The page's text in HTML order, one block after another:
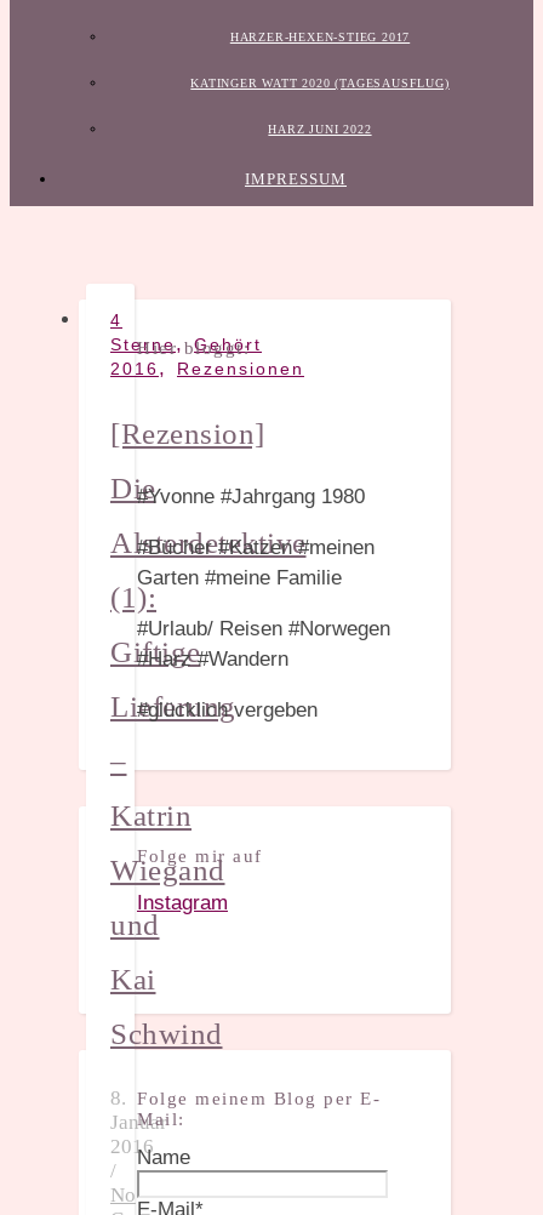
HARZER-HEXEN-STIEG 2017
KATINGER WATT 2020 (TAGESAUSFLUG)
HARZ JUNI 2022
IMPRESSUM
4
Sterne,Gehört
2016, Rezensionen
[Rezension]
Die
Alsterdetektive
(1):
Giftige
Lieferung
–
Katrin
Wiegand
und
Kai
Schwind
8.
Januar
2016
/
No
Hier bloggt:
#Yvonne #Jahrgang 1980
#Bücher #Katzen #meinen
Garten #meine Familie
#Urlaub/ Reisen #Norwegen
#Harz #Wandern
#glücklich vergeben
Folge mir auf
Instagram
Folge meinem Blog per E-
Mail:
Name
E-Mail*